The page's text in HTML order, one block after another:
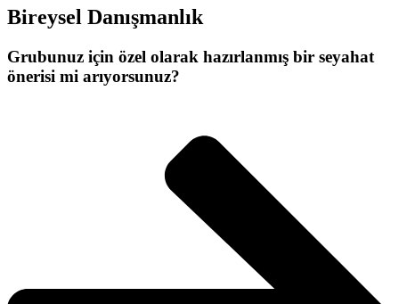
Bireysel Danışmanlık
Grubunuz için özel olarak hazırlanmış bir seyahat
önerisi mi arıyorsunuz?